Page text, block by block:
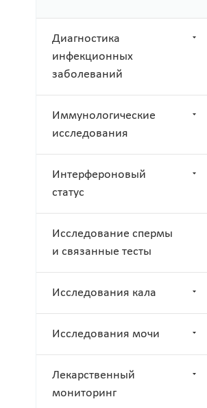
Диагностика
инфекционных
заболеваний
Иммунологические
исследования
Интерфероновый
статус
Исследование спермы
и связанные тесты
Исследования кала
Исследования мочи
Лекарственный
мониторинг